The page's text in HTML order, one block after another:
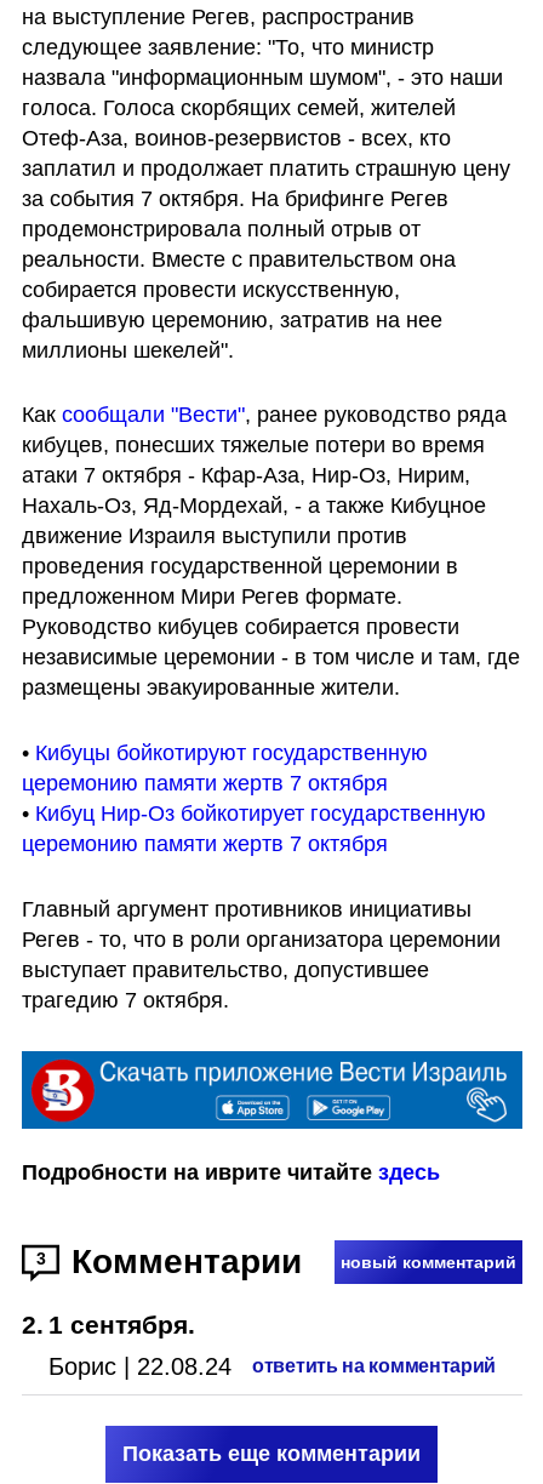
на выступление Регев, распространив
следующее заявление: "То, что министр
назвала "информационным шумом", - это наши
голоса. Голоса скорбящих семей, жителей
Отеф-Аза, воинов-резервистов - всех, кто
заплатил и продолжает платить страшную цену
за события 7 октября. На брифинге Регев
продемонстрировала полный отрыв от
реальности. Вместе с правительством она
собирается провести искусственную,
фальшивую церемонию, затратив на нее
миллионы шекелей".
Как сообщали "Вести", ранее руководство ряда
кибуцев, понесших тяжелые потери во время
атаки 7 октября - Кфар-Аза, Нир-Оз, Нирим,
Нахаль-Оз, Яд-Мордехай, - а также Кибуцное
движение Израиля выступили против
проведения государственной церемонии в
предложенном Мири Регев формате.
Руководство кибуцев собирается провести
независимые церемонии - в том числе и там, где
размещены эвакуированные жители.
• Кибуцы бойкотируют государственную
церемонию памяти жертв 7 октября
• Кибуц Нир-Оз бойкотирует государственную
церемонию памяти жертв 7 октября
Главный аргумент противников инициативы
Регев - то, что в роли организатора церемонии
выступает правительство, допустившее
трагедию 7 октября.
Подробности на иврите читайте здесь
3 Комментарии новый комментарий
2. 1 сентября.
Борис 22.08.24 ответить на комментарий
Показать еще комментарии